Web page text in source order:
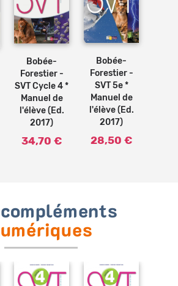
Ajouter
au
Bobée-
Forestier -
SVT Cycle 4 *
Manuel de
l'élève (Ed.
2017)
34,70 €
Ajouter
au
Bobée-
Forestier -
SVT 5e *
Manuel de
l'élève (Ed.
2017)
28,50 €